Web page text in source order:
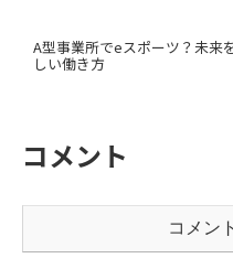
A型事業所でeスポーツ？未来
しい働き方
コメント
コメン